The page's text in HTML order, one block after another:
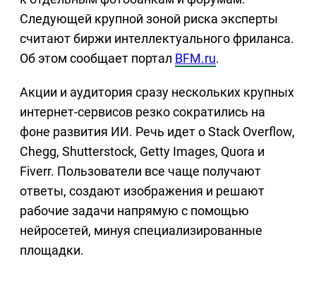
Следующей крупной зоной риска эксперты
считают биржи интеллектуального фриланса.
Об этом сообщает портал BFM.ru.
Акции и аудитория сразу нескольких крупных
интернет-сервисов резко сократились на
фоне развития ИИ. Речь идет о Stack Overflow,
Chegg, Shutterstock, Getty Images, Quora и
Fiverr. Пользователи все чаще получают
ответы, создают изображения и решают
рабочие задачи напрямую с помощью
нейросетей, минуя специализированные
площадки.